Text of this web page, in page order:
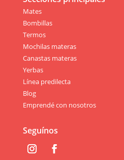
Mates
Bombillas
Termos
Mochilas materas
Canastas materas
Yerbas
Línea predilecta
Blog
Emprendé con nosotros
Seguínos